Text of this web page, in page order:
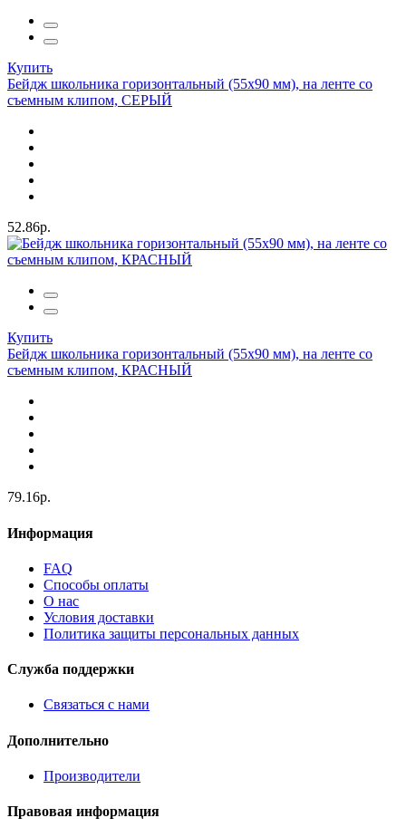
Купить
Бейдж школьника горизонтальный (55х90 мм), на ленте со
съемным клипом, СЕРЫЙ
52.86р.
Купить
Бейдж школьника горизонтальный (55х90 мм), на ленте со
съемным клипом, КРАСНЫЙ
79.16р.
Информация
FAQ
Способы оплаты
О нас
Условия доставки
Политика защиты персональных данных
Служба поддержки
Связаться с нами
Дополнительно
Производители
Правовая информация